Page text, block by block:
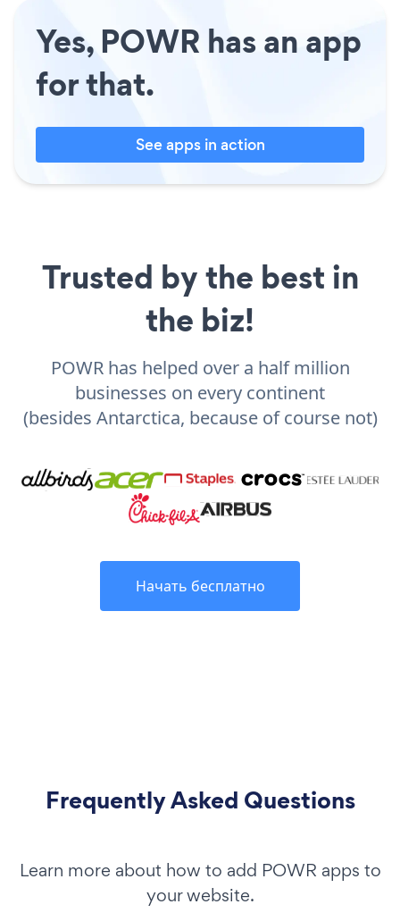
Yes, POWR has an app
for that.
See apps in action
Trusted by the best in
the biz!
POWR has helped over a half million
businesses on every continent
(besides Antarctica, because of course not)
Начать бесплатно
Frequently Asked Questions
Learn more about how to add POWR apps to
your website.